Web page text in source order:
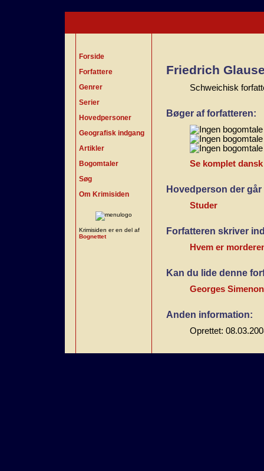
Forside
Forfattere
Genrer
Serier
Hovedpersoner
Geografisk indgang
Artikler
Bogomtaler
Søg
Om Krimisiden
Krimisiden er en del af
Bognettet
Friedrich
Schweichisk
Bøger af forfatteren:
Se komplet
Hovedperson der
Studer
Forfatteren skriver
Hvem er
Kan du lide denne
Georges Simenon
Anden information:
Oprettet: